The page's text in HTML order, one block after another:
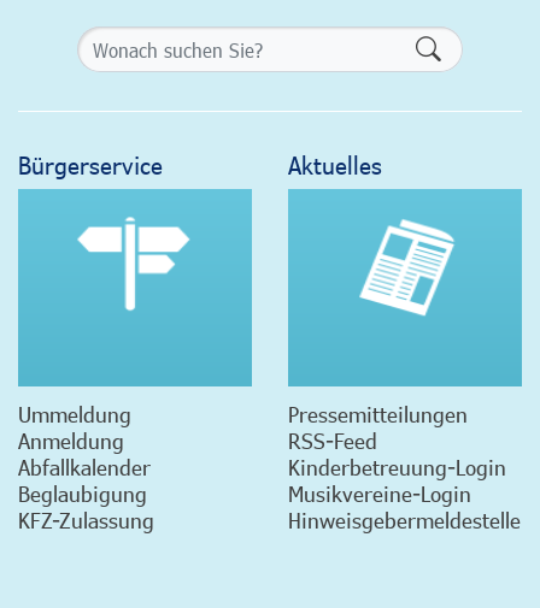
Bürgerservice
Ummeldung
Anmeldung
Abfallkalender
Beglaubigung
KFZ-Zulassung
Aktuelles
Pressemitteilungen
RSS-Feed
Kinderbetreuung-Login
Musikvereine-Login
Hinweisgebermeldestelle